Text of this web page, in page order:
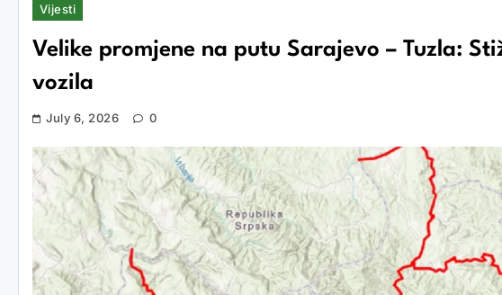
Vijesti
Velike promjene na putu Sarajevo – Tuzla:
vozila
July 6, 2026 0